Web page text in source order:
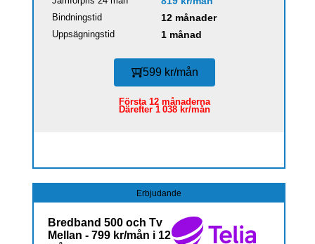
Bindningstid 12 månader
Uppsägningstid 1 månad
599 kr/mån
Första 12 månaderna
Därefter 1 038 kr/mån
Erbjudande
Bredband 500 och Tv
Mellan - 799 kr/mån i 12